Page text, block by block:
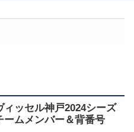
ィッセル神戸2024シーズ
ームメンバー＆背番号